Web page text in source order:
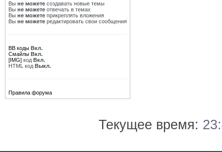
Вы не можете создавать новые темы
Вы не можете отвечать в темах
Вы не можете прикреплять вложения
Вы не можете редактировать свои сообщения
BB коды Вкл.
Смайлы Вкл.
[IMG] код Вкл.
HTML код Выкл.
Правила форума
Текущее время: